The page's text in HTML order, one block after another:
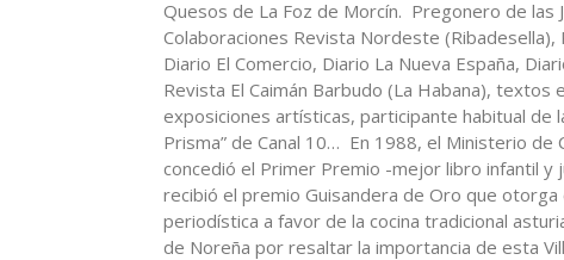
Quesos de La Foz de Morcín. Pregonero de las
Colaboraciones Revista Nordeste
Diario El Comercio, Diario La Nueva España,
Revista El Caimán Barbudo (La Habana),
exposiciones artísticas, participante habitual de
Prisma” de Canal 10… En 1988, el Ministerio
concedió el Primer Premio -mejor libro infantil y
recibió el premio Guisandera de Oro que
periodística a favor de la cocina tradicional
de Noreña por resaltar la importancia de esta